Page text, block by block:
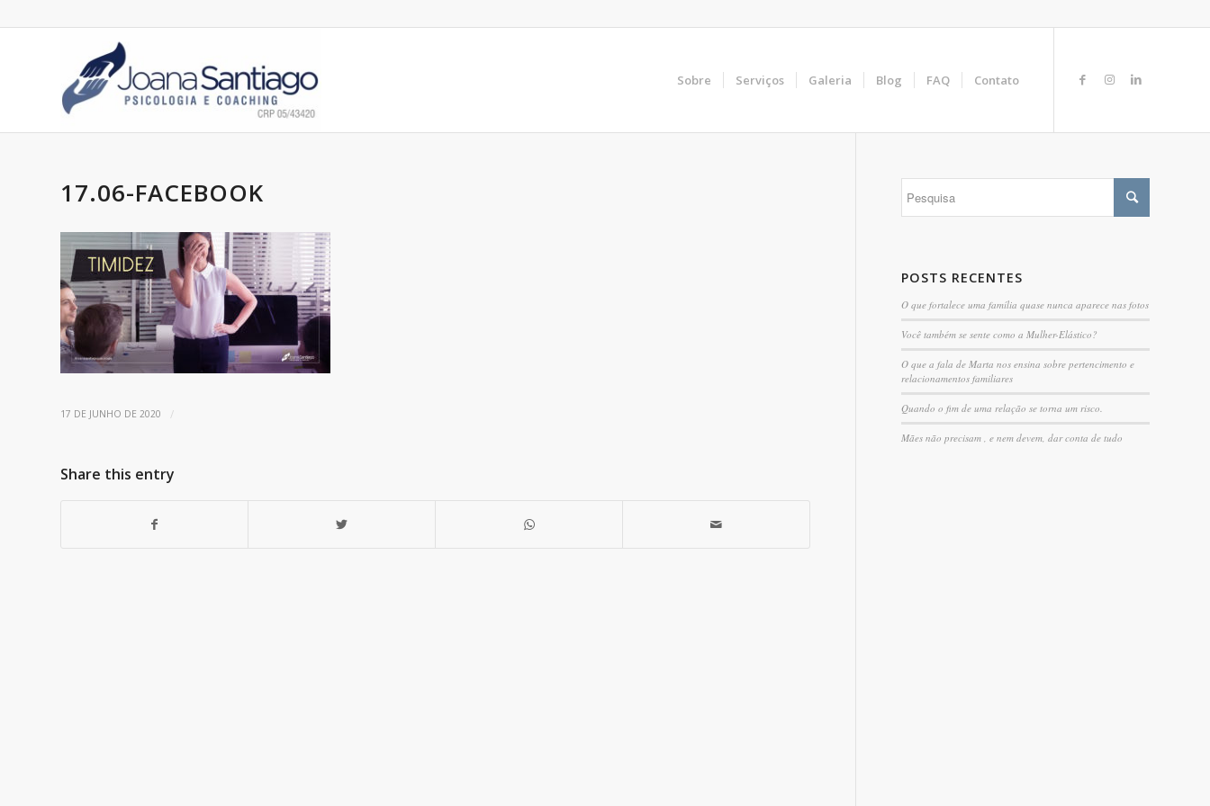
Sobre Serviços Galeria Blog FAQ Contato
17.06-FACEBOOK
17 DE JUNHO DE 2020 /
Share this entry
POSTS RECENTES
O que fortalece uma família quase nunca aparece nas fotos
Você também se sente como a Mulher-Elástico?
O que a fala de Marta nos ensina sobre pertencimento e
relacionamentos familiares
Quando o fim de uma relação se torna um risco.
Mães não precisam , e nem devem, dar conta de tudo